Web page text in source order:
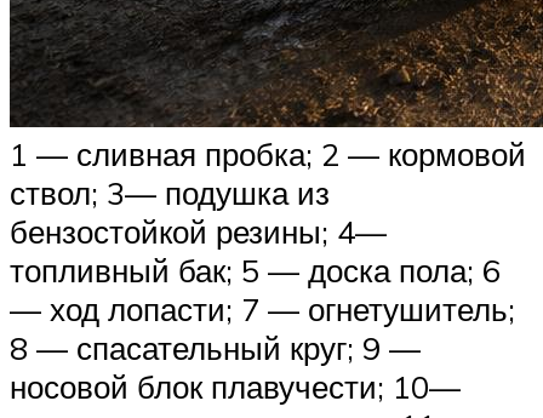
1 — сливная пробка; 2 — кормовой
ствол; 3— подушка из
бензостойкой резины; 4—
топливный бак; 5 — доска пола; 6
— ход лопасти; 7 — огнетушитель;
8 — спасательный круг; 9 —
носовой блок плавучести; 10—